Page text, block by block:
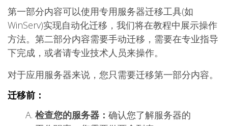
第一部分内容可以使用专用服务器迁移工具(如
WinServ)实现自动化迁移，我们将在教程中展示操作
方法。第二部分内容需要手动迁移，需要在专业指导
下完成，或者请专业技术人员来操作。
对于应用服务器来说，您只需要迁移第一部分内容。
迁移前：
检查您的服务器： 确认您了解服务器的